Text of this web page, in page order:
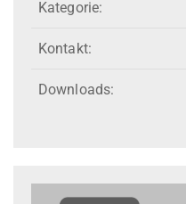
Kategorie:
Kontakt:
Downloads: